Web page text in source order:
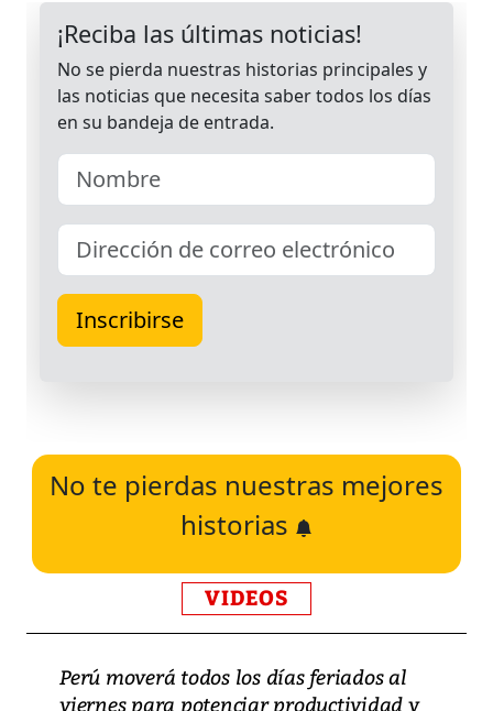
No te pierdas nuestras mejores
historias
VIDEOS
Perú moverá todos los días feriados al
viernes para potenciar productividad y